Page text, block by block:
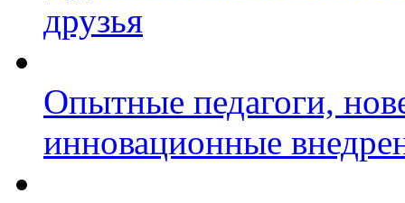
друзья
Опытные педагоги,
инновационные